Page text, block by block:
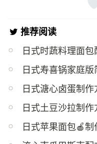
推荐阅读
日式时蔬料理面
日式寿喜锅家庭
日式溏心卤蛋制
日式土豆沙拉制
日式苹果面包🍎